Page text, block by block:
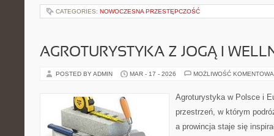
CATEGORIES: NOWOCZESNA PRZESTĘPCZOŚĆ
AGROTURYSTYKA Z JOGĄ I
POSTED BY ADMIN MAR - 17 - 2026 MOŻLIWOŚĆ
Agroturystyka w Polsce i
przestrzeń, w którym
a prowincja staje się